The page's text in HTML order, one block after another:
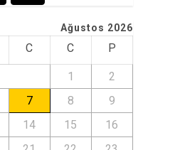
Ağustos 2026
C C P
1
2
7 8
9
14 15
16